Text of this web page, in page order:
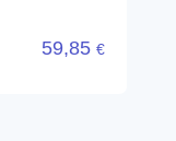
59,85 €